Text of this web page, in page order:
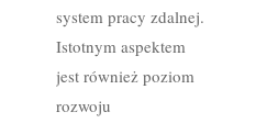
system pracy zdalnej.
Istotnym aspektem
jest również poziom
rozwoju